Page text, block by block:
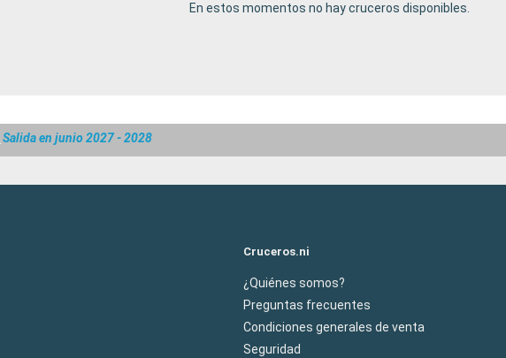
En estos momentos no hay cruceros disponibles.
Salida en junio 2027 - 2028
Cruceros.ni
¿Quiénes somos?
Preguntas frecuentes
Condiciones generales de venta
Seguridad